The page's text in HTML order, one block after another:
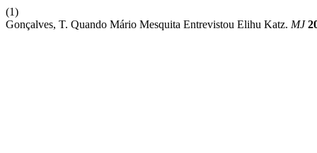
(1)
Gonçalves, T. Quando Mário Mesquita Entrevistou Elihu Katz. MJ